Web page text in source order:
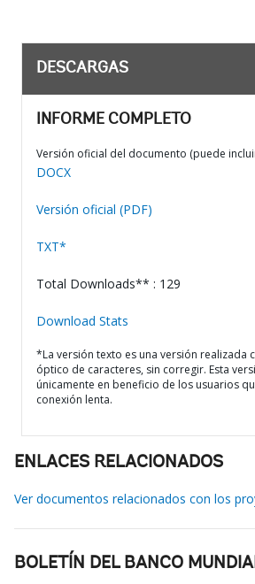
DESCARGAS
INFORME COMPLETO
Versión oficial del documento (puede
DOCX
Versión oficial (PDF)
TXT*
Total Downloads** : 129
Download Stats
*La versión texto es una versión realizada
óptico de caracteres, sin corregir. Esta
únicamente en beneficio de los usuarios
conexión lenta.
ENLACES RELACIONADOS
Ver documentos relacionados con los
BOLETÍN DEL BANCO